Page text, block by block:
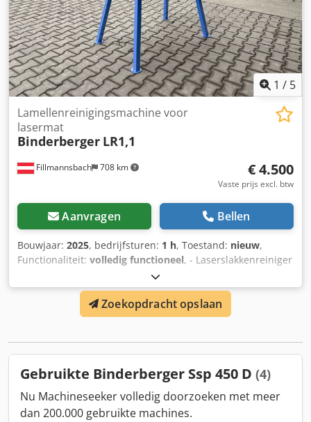
1 / 5
Fillmannsbach 708 km
Lamellenreinigingsmachine voor
lasermat
Binderberger LR1,1
€ 4.500
Vaste prijs excl. btw
Aanvragen Bellen
Bouwjaar: 2025, bedrijfsturen: 1 h, Toestand: nieuw,
Functionaliteit: volledig functioneel, - Laserslakkenreiniger
voor lasersnijmachines - 1,1 kW motor - Video van de
werkwijze beschikbaar Dwodpfjx E Srcjx Aidsa
Zoekopdracht opslaan
Gebruikte Binderberger Ssp 450 D (4)
Nu Machineseeker volledig doorzoeken met meer
dan 200.000 gebruikte machines.